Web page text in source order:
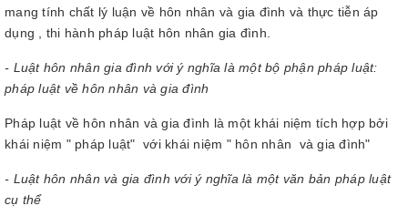
mang tính chất lý luận về hôn nhân và gia đình và thực tiễn áp
dụng , thi hành pháp luật hôn nhân gia đình.
- Luật hôn nhân gia đình với ý nghĩa là một bộ phận pháp luật:
pháp luật về hôn nhân và gia đình
Pháp luật về hôn nhân và gia đình là một khái niệm tích hợp bởi
khái niệm " pháp luật" với khái niệm " hôn nhân và gia đình"
- Luật hôn nhân và gia đình với ý nghĩa là một văn bản pháp luật
cụ thể